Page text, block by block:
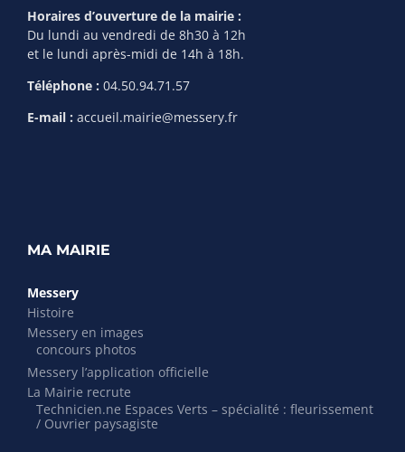
Horaires d’ouverture de la mairie :
Du lundi au vendredi de 8h30 à 12h
et le lundi après-midi de 14h à 18h.
Téléphone : 04.50.94.71.57
E-mail : accueil.mairie@messery.fr
MA MAIRIE
Messery
Histoire
Messery en images
concours photos
Messery l’application officielle
La Mairie recrute
Technicien.ne Espaces Verts – spécialité : fleurissement
/ Ouvrier paysagiste